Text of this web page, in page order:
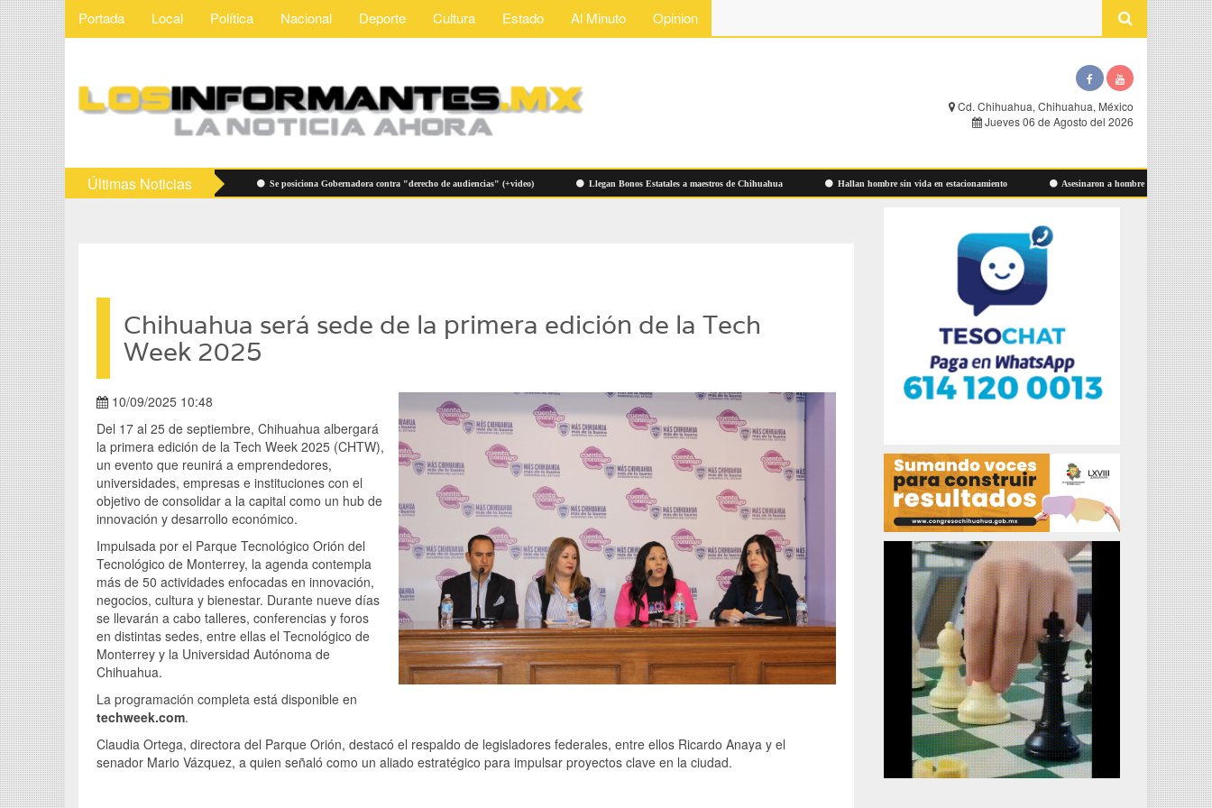
Portada Local Política Nacional Deporte Cultura Estado Al Minuto Opinion
Cd. Chihuahua, Chihuahua, México
Jueves 06 de Agosto del 2026
Últimas Noticias
Vigilarán precios de útiles escolares Se posiciona Gobernadora contra "derecho de audiencias" (+video) Llegan Bonos Estatales a maestros de Chihuahua Hallan hombre sin vida en estacionamiento Asesinaron a hombre ayer en Las Aldabas
Chihuahua será sede de la primera edición de la Tech
Week 2025
10/09/2025 10:48
Del 17 al 25 de septiembre, Chihuahua albergará
la primera edición de la Tech Week 2025 (CHTW),
un evento que reunirá a emprendedores,
universidades, empresas e instituciones con el
objetivo de consolidar a la capital como un hub de
innovación y desarrollo económico.
Impulsada por el Parque Tecnológico Orión del
Tecnológico de Monterrey, la agenda contempla
más de 50 actividades enfocadas en innovación,
negocios, cultura y bienestar. Durante nueve días
se llevarán a cabo talleres, conferencias y foros
en distintas sedes, entre ellas el Tecnológico de
Monterrey y la Universidad Autónoma de
Chihuahua.
La programación completa está disponible en
techweek.com.
Claudia Ortega, directora del Parque Orión, destacó el respaldo de legisladores federales, entre ellos Ricardo Anaya y el
senador Mario Vázquez, a quien señaló como un aliado estratégico para impulsar proyectos clave en la ciudad.